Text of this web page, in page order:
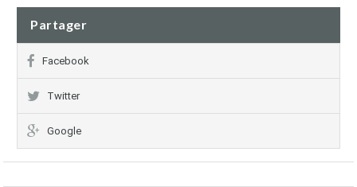
Partager
Facebook
Twitter
Google